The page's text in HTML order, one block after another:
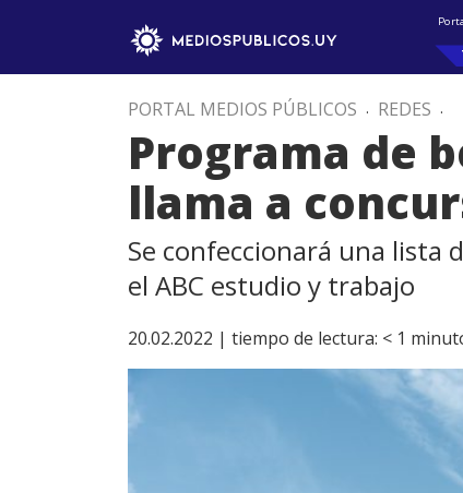
PORTAL MEDIOS PÚBLICOS . REDES .
Programa de
llama a
Se confeccionará una lista
el ABC estudio y trabajo
20.02.2022 | tiempo de lectura: < 1